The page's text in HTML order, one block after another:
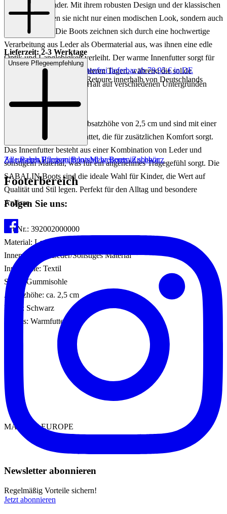
stilbewusste Kinder. Mit ihrem robusten Design und der klassischen
Schnürung bieten sie nicht nur einen modischen Look, sondern auch
optimalen Halt. Die Boots zeichnen sich durch eine hochwertige
Verarbeitung aus Leder als Obermaterial aus, was ihnen eine edle
Optik und Langlebigkeit verleiht. Der warme Innenfutter sorgt für
angenehme Wärme an kühleren Tagen, während die solide
Gummisohle für sicheren Halt auf verschiedenen Untergründen
Diese Boots bieten eine Absatzhöhe von 2,5 cm und sind mit einer
Textil-Innensohle ausgestattet, die für zusätzlichen Komfort sorgt.
Das Innenfutter besteht aus einer Kombination von Leder und
sonstigem Material, was für ein angenehmes Tragegefühl sorgt. Die
SABALIN Boots sind die ideale Wahl für Kinder, die Wert auf
Qualität und Stil legen. Perfekt für den Alltag und besondere
Anlässe.
Art.Nr.: 392002000000
Material: Leder
Innenmaterial: Leder/Sonstiges Material
Innensohle: Textil
Sohle: Gummisohle
Absatzhöhe: ca. 2,5 cm
Farbe: Schwarz
Details: Warmfutter
MADE IN EUROPE
Lieferzeit: 2-3 Werktage
Keine Versandkosten:
kostenfrei lieferbar ab 79,95 € in DE
Einfache und Kostenlose Retoure innerhalb von Deutschlands
Unsere Pflegeempfehlung
Zu unseren Pflegemitteln und weiterem Zubehör
Alle Ralph Harrison BootsMehr Boots in schwarz
Footerbereich
Folgen Sie uns:
Newsletter abonnieren
Regelmäßig Vorteile sichern!
Jetzt abonnieren